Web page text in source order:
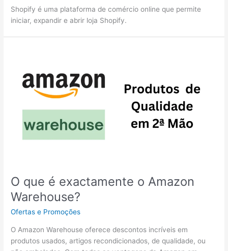
Shopify é uma plataforma de comércio online que permite
iniciar, expandir e abrir loja Shopify.
O que é exactamente o Amazon
Warehouse?
Ofertas e Promoções
O Amazon Warehouse oferece descontos incríveis em
produtos usados, artigos recondicionados, de qualidade, ou